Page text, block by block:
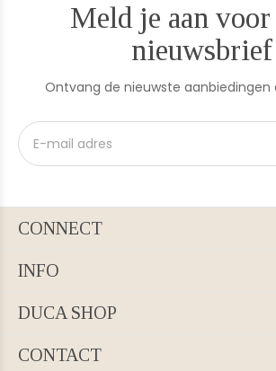
Meld je aan voor
nieuwsbrief
Ontvang de nieuwste aanbiedingen
CONNECT
INFO
DUCA SHOP
CONTACT